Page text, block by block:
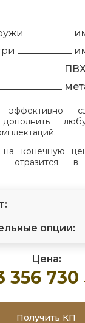
дополнить
на конечную
отразится
опции:
Цена:
356 730
Получить КП